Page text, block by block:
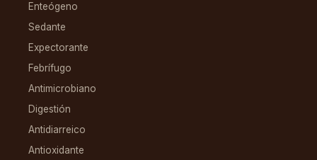
Enteógeno
Sedante
Expectorante
Febrífugo
Antimicrobiano
Digestión
Antidiarreico
Antioxidante